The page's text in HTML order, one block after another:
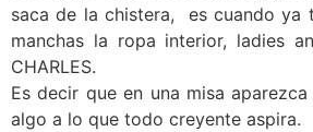
saca de la chistera, es cuando ya
manchas la ropa interior, ladies
CHARLES.
Es decir que en una misa
algo a lo que todo creyente aspira.